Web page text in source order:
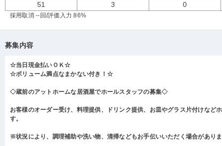
51 3 0
採用取消 --回/評価入力 86%
募集内容
☆当日現金払いＯＫ☆
☆ボリューム満点なまかない付き！☆
◇蔵前のアットホームな居酒屋でホールスタッフの募集◇
お客様のオーダー受け、料理提供、ドリンク提供、お皿やグラス片付けなど
す。
※状況により、調理補助や洗い物、清掃などもお手伝いいただく場合があり